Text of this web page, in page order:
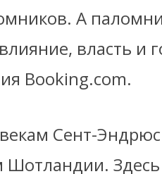
А
власть и
Booking.com.
векам Сент-
Шотландии.